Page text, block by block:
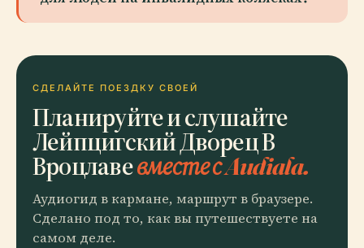
СДЕЛАЙТЕ ПОЕЗДКУ СВОЕЙ
Планируйте и слушайте
Лейпцигский Дворец В
Вроцлавевместе с Audiala.
Аудиогид в кармане, маршрут в браузере.
Сделано под то, как вы путешествуете на
самом деле.